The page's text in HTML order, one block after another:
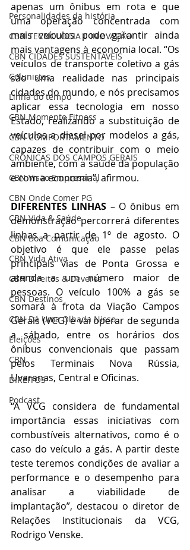
Personalidades da história
CBN TECNOLOGIA E INOVAÇÃO
CBN CIDADES SUSTENTÁVEIS
Colunistas
Linha do tempo
CBN Momento Fitness
CBN COMPORTAMENTO
CRÔNICAS DOS CAMPOS GERAIS
CBN Visão Empresarial
CBN Onde Comer PG
CBN Vida & Saúde
CBN Boa Comunicação
CBN Vida Ativa
CBN Direitos & Deveres
CBN Destinos
CBN Dá Uma Olhada Nisso
Eleições
CBN
DIREITOS
Podcast
apenas um ônibus em rota e que
uma operação concentrada com
mais veículos pode garantir ainda
mais vantagens à economia local. “Os
veículos de transporte coletivo a gás
são uma realidade nas principais
cidades do mundo, e nós precisamos
aplicar essa tecnologia em nosso
Estado, realizando a substituição de
veículos a diesel por modelos a gás,
capazes de contribuir com o meio
ambiente, com a saúde da população
e com a economia”, afirmou.
DIFERENTES LINHAS – O ônibus em
demonstração percorrerá diferentes
linhas a partir de 1º de agosto. O
objetivo é que ele passe pelas
principais vias de Ponta Grossa e
atenda a um número maior de
pessoas. O veículo 100% a gás se
somará à frota da Viação Campos
Gerais (VCG) e vai operar de segunda
a sábado, entre os horários dos
ônibus convencionais que passam
pelos Terminais Nova Rússia,
Uvaranas, Central e Oficinas.
“A VCG considera de fundamental
importância essas iniciativas com
combustíveis alternativos, como é o
caso do veículo a gás. A partir deste
teste teremos condições de avaliar a
performance e o desempenho para
analisar a viabilidade de
implantação”, destacou o diretor de
Relações Institucionais da VCG,
Rodrigo Venske.